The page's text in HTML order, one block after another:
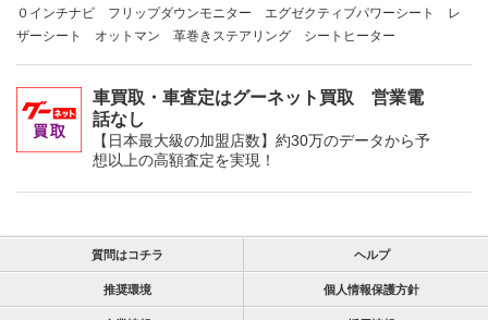
０インチナビ フリップダウンモニター エグゼクティブパワーシート レ
ザーシート オットマン 革巻きステアリング シートヒーター
車買取・車査定はグーネット買取 営業電
話なし
【日本最大級の加盟店数】約30万のデータから予
想以上の高額査定を実現！
質問はコチラ ヘルプ
推奨環境 個人情報保護方針